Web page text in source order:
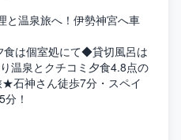
と温泉旅へ！伊勢神宮へ車
は個室処にて◆貸切風呂は
温泉とクチコミ夕食4.8点の
石神さん徒歩7分・スペイ
！